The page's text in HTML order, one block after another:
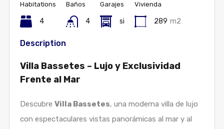
Habitations
4
Baños
4
Garajes
si
Vivienda
289 m2
Description
Villa Bassetes – Lujo y Exclusividad
Frente al Mar
Descubre Villa Bassetes, una moderna villa de lujo
con espectaculares vistas panorámicas al mar y al